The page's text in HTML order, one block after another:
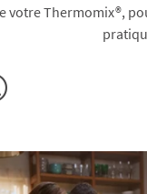
votre Thermomix®,